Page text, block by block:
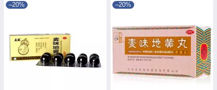
–20% –20%